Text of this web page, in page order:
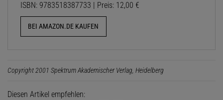
ISBN: 9783518387733 | Preis: 12,00 €
BEI AMAZON.DE KAUFEN
Copyright 2001 Spektrum Akademischer Verlag, Heidelberg
Diesen Artikel empfehlen: